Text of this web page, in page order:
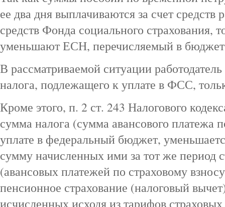
ее два дня выплачиваются за счет средств
средств Фонда социального страхования,
уменьшают ЕСН, перечисляемый в бюджет
В рассматриваемой ситуации
налога, подлежащего к уплате в ФСС,
Кроме этого, п. 2 ст. 243 Налогового
сумма налога (сумма авансового платежа
уплате в федеральный бюджет,
сумму начисленных ими за тот же период
(авансовых платежей по страховому
пенсионное страхование (налоговый
исчисленных исходя из тарифов